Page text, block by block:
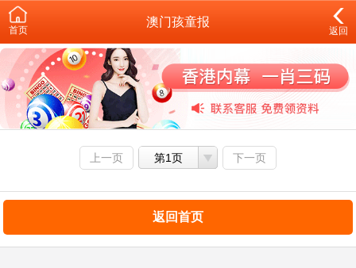
首页
澳门孩童报
返回
上一页 第1页 下一页
返回首页